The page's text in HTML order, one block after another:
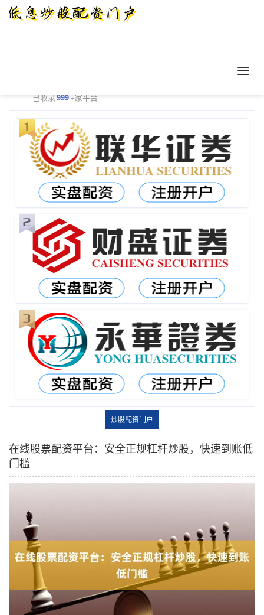
已收录999+家平台
炒股配资门户
在线股票配资平台：安全正规杠杆炒股，快速到账低
门槛